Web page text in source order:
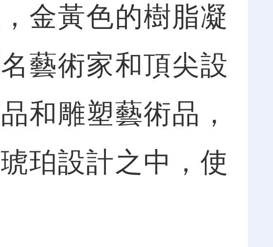
金黃色的樹脂凝
藝術家和頂尖設
和雕塑藝術品，
珀設計之中，使